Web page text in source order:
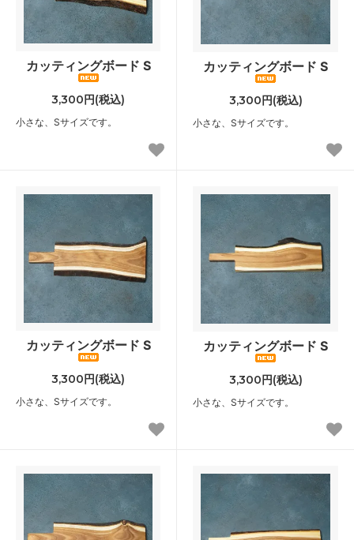
カッティングボード S
3,300円(税込)
小さな、Sサイズです。
カッティングボード S
3,300円(税込)
小さな、Sサイズです。
カッティングボード S
3,300円(税込)
小さな、Sサイズです。
カッティングボード S
3,300円(税込)
小さな、Sサイズです。